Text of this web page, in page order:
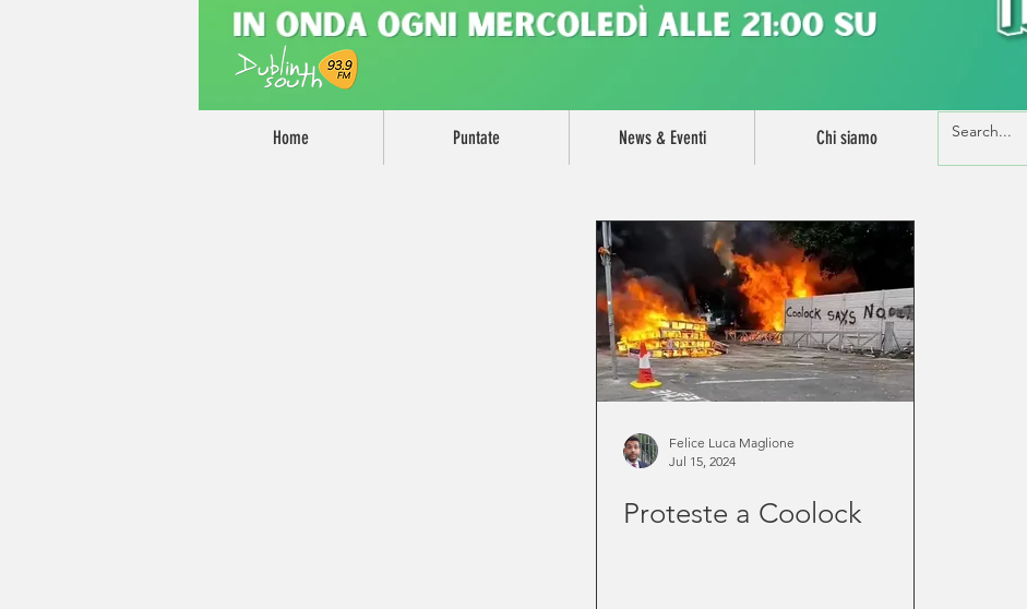
Home Puntate News & Eventi Chi siamo
Felice Luca Maglione
Jul 15, 2024
Proteste a Coolock